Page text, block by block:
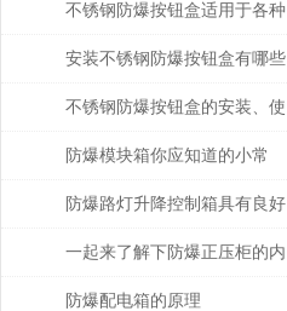
与危化工况应用技术探析
不锈钢防爆按钮盒适用于各种
易燃易爆环境
安装不锈钢防爆按钮盒有哪些
操作？
不锈钢防爆按钮盒的安装、使
用与维修
防爆模块箱你应知道的小常
识！
防爆路灯升降控制箱具有良好
的防水防尘性能
一起来了解下防爆正压柜的内
导线的布置和连接
防爆配电箱的原理